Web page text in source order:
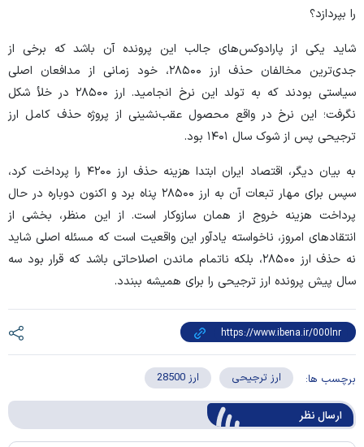
را بپردازد؟
شاید یکی از پارادوکس‌های جالب این پرونده آن باشد که برخی از
جدی‌ترین مخالفان حذف ارز ۲۸۵۰۰، خود زمانی از مدافعان اصلی
سیاستی بودند که به تولد این نرخ انجامید. ارز ۲۸۵۰۰ در خلأ شکل
نگرفت؛ این نرخ در واقع محصول عقب‌نشینی از پروژه حذف کامل ارز
ترجیحی پس از شوک سال ۱۴۰۱ بود.
به بیان دیگر، اقتصاد ایران ابتدا هزینه حذف ارز ۴۲۰۰ را پرداخت کرد،
سپس برای مهار تبعات آن به ارز ۲۸۵۰۰ پناه برد و اکنون دوباره در حال
پرداخت هزینه خروج از همان سازوکار است. از این منظر، بخشی از
انتقاد‌های امروز، ناخواسته یادآور این واقعیت است که مسئله اصلی شاید
نه حذف ارز ۲۸۵۰۰، بلکه ناتمام ماندن اصلاحاتی باشد که قرار بود سه
سال پیش پرونده ارز ترجیحی را برای همیشه ببندد.
برچسب ها: ارز ترجیحی ارز 28500
ارسال‌ نظر